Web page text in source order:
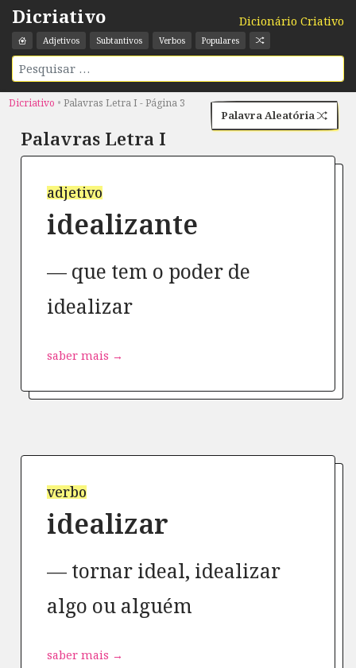
Dicriativo Dicionário Criativo
Adjetivos Subtantivos Verbos Populares
Dicriativo • Palavras Letra I - Página 3
Palavra Aleatória
Palavras Letra I
adjetivo
idealizante
que tem o poder de
idealizar
saber mais →
verbo
idealizar
tornar ideal, idealizar
algo ou alguém
saber mais →